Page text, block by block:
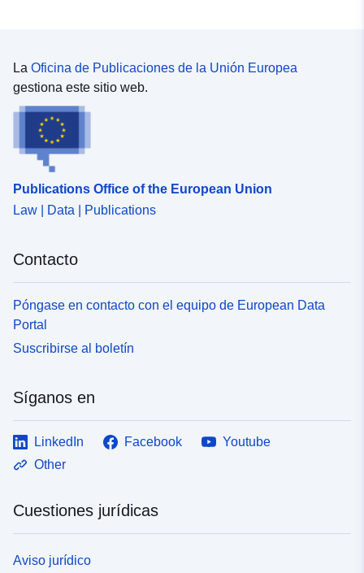
La Oficina de Publicaciones de la Unión Europea
gestiona este sitio web.
Publications Office of the European Union
Law | Data | Publications
Contacto
Póngase en contacto con el equipo de European Data
Portal
Suscribirse al boletín
Síganos en
LinkedIn Facebook
Youtube
Other
Cuestiones jurídicas
Aviso jurídico